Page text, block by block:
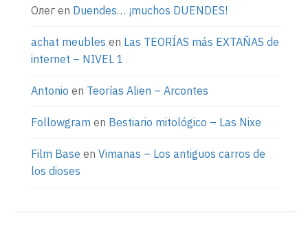
Олег en Duendes… ¡muchos DUENDES!
achat meubles en Las TEORÍAS más EXTAÑAS de
internet – NIVEL 1
Antonio en Teorías Alien – Arcontes
Followgram en Bestiario mitológico – Las Nixe
Film Base en Vimanas – Los antiguos carros de
los dioses